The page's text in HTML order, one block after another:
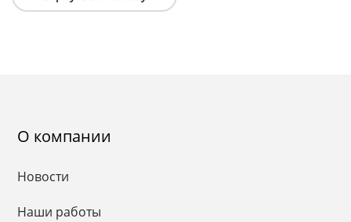
О компании
Новости
Наши работы